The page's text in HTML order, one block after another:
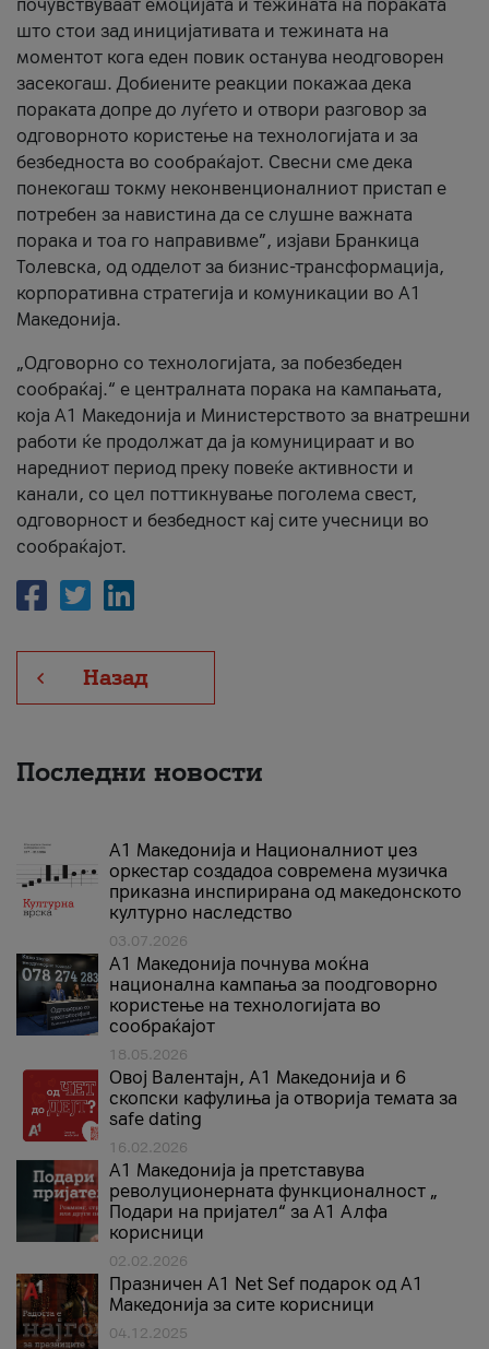
почувствуваат емоцијата и тежината на пораката
што стои зад иницијативата и тежината на
моментот кога еден повик останува неодговорен
засекогаш. Добиените реакции покажаа дека
пораката допре до луѓето и отвори разговор за
одговорното користење на технологијата и за
безбедноста во сообраќајот. Свесни сме дека
понекогаш токму неконвенционалниот пристап е
потребен за навистина да се слушне важната
порака и тоа го направивме”, изјави Бранкица
Толевска, од одделот за бизнис-трансформација,
корпоративна стратегија и комуникации во А1
Македонија.
„Одговорно со технологијата, за побезбеден
сообраќај.“ е централната порака на кампањата,
која A1 Македонија и Министерството за внатрешни
работи ќе продолжат да ја комуницираат и во
наредниот период преку повеќе активности и
канали, со цел поттикнување поголема свест,
одговорност и безбедност кај сите учесници во
сообраќајот.
Назад
Последни новости
А1 Македонија и Националниот џез
оркестар создадоа современа музичка
приказна инспирирана од македонското
културно наследство
03.07.2026
A1 Македонија почнува моќна
национална кампања за поодговорно
користење на технологијата во
сообраќајот
18.05.2026
Овој Валентајн, A1 Македонија и 6
скопски кафулиња ја отворија темата за
safe dating
16.02.2026
А1 Македонија ја претставува
револуционерната функционалност „
Подари на пријател“ за А1 Алфа
корисници
02.02.2026
Празничен A1 Net Sеf подарок од А1
Македонија за сите корисници
04.12.2025